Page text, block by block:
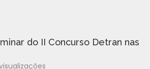
do II Concurso Detran nas